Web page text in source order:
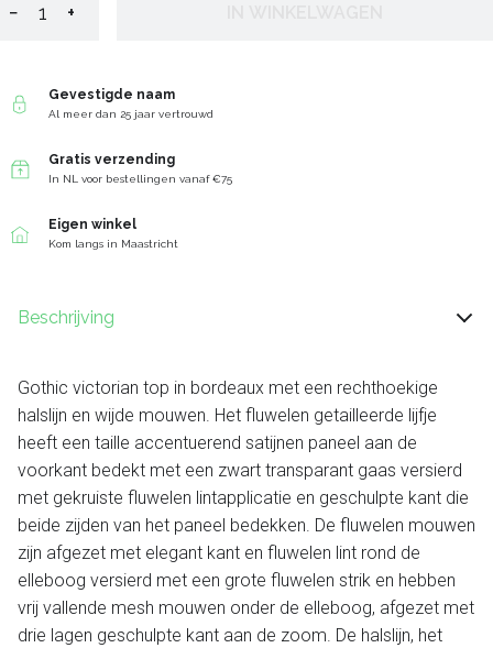
− +
Gevestigde naam
Al meer dan 25 jaar vertrouwd
Gratis verzending
In NL voor bestellingen vanaf €75
Eigen winkel
Kom langs in Maastricht
Beschrijving
Gothic victorian top in bordeaux met een rechthoekige
halslijn en wijde mouwen. Het fluwelen getailleerde lijfje
heeft een taille accentuerend satijnen paneel aan de
voorkant bedekt met een zwart transparant gaas versierd
met gekruiste fluwelen lintapplicatie en geschulpte kant die
beide zijden van het paneel bedekken. De fluwelen mouwen
zijn afgezet met elegant kant en fluwelen lint rond de
elleboog versierd met een grote fluwelen strik en hebben
vrij vallende mesh mouwen onder de elleboog, afgezet met
drie lagen geschulpte kant aan de zoom. De halslijn, het